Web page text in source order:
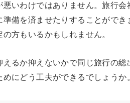
悪いわけではありません。旅行
備を済ませたりすることがで
方もいるかもしれません。
えるか抑えないかで同じ旅行の
にどう工夫ができるでしょうか